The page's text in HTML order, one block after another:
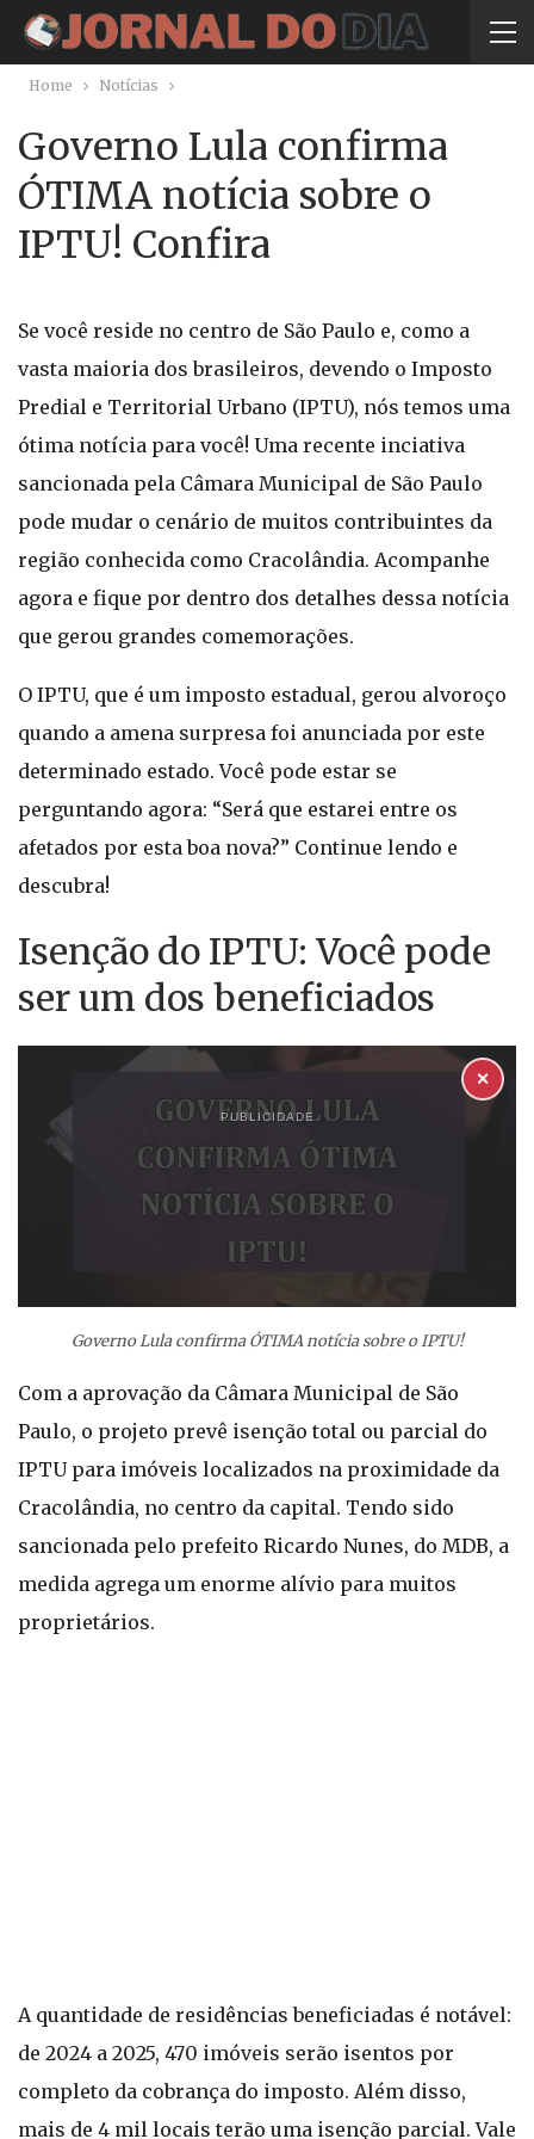
Home Notícias
Governo Lula confirma
ÓTIMA notícia sobre o
IPTU! Confira
Se você reside no centro de São Paulo e, como a
vasta maioria dos brasileiros, devendo o Imposto
Predial e Territorial Urbano (IPTU), nós temos uma
ótima notícia para você! Uma recente inciativa
sancionada pela Câmara Municipal de São Paulo
pode mudar o cenário de muitos contribuintes da
região conhecida como Cracolândia. Acompanhe
agora e fique por dentro dos detalhes dessa notícia
que gerou grandes comemorações.
O IPTU, que é um imposto estadual, gerou alvoroço
quando a amena surpresa foi anunciada por este
determinado estado. Você pode estar se
perguntando agora: “Será que estarei entre os
afetados por esta boa nova?” Continue lendo e
descubra!
Isenção do IPTU: Você pode
ser um dos beneficiados
PUBLICIDADE
✕
Governo Lula confirma ÓTIMA notícia sobre o IPTU!
Com a aprovação da Câmara Municipal de São
Paulo, o projeto prevê isenção total ou parcial do
IPTU para imóveis localizados na proximidade da
Cracolândia, no centro da capital. Tendo sido
sancionada pelo prefeito Ricardo Nunes, do MDB, a
medida agrega um enorme alívio para muitos
proprietários.
A quantidade de residências beneficiadas é notável:
de 2024 a 2025, 470 imóveis serão isentos por
completo da cobrança do imposto. Além disso,
mais de 4 mil locais terão uma isenção parcial. Vale